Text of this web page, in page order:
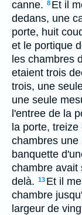
canne. 8 Et il
dedans, une
porte, huit
et le portique
les chambres
etaient trois
trois, une
une seule
l'entree de la
la porte, treize
chambres une
banquette
chambre avait
delà. 13 Et il
chambre
largeur de